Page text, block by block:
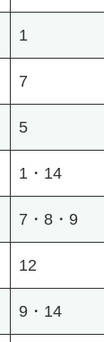
1
7
5
1・14
7・8・9
12
9・14